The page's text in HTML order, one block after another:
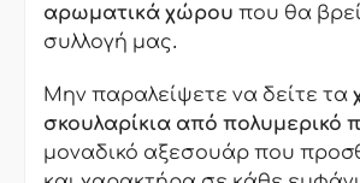
αρωματικά χώρου που θα
συλλογή μας.
Μην παραλείψετε να δείτε τα
σκουλαρίκια από πολυμερικό
μοναδικό αξεσουάρ που